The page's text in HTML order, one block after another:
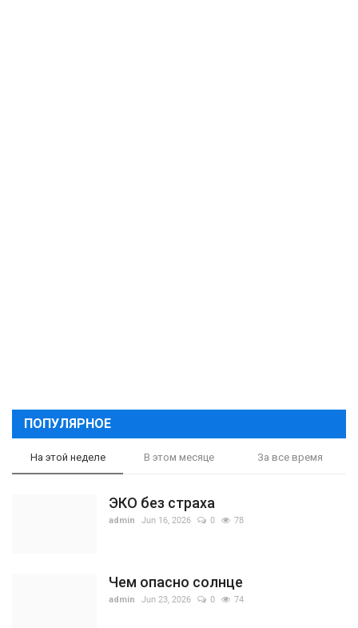
ПОПУЛЯРНОЕ
На этой неделе В этом месяце За все время
ЭКО без страха
admin Jun 16, 2026 0 78
Чем опасно солнце
admin Jun 23, 2026 0 74